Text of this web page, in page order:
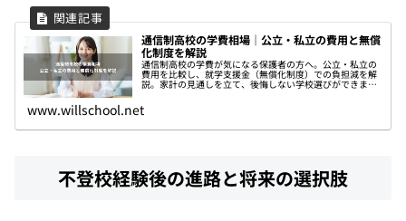
通信制高校の学費相場｜公立・私立の費用と無償
化制度を解説
通信制高校の学費が気になる保護者の方へ。公立・私立の
費用を比較し、就学支援金（無償化制度）での負担減を解
説。家計の見通しを立て、後悔しない学校選びができま
www.willschool.net
不登校経験後の進路と将来の選択肢